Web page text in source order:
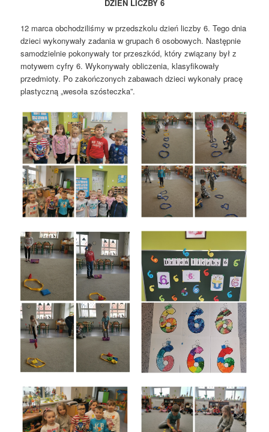
DZIEŃ LICZBY 6
12 marca obchodziliśmy w przedszkolu dzień liczby 6. Tego dnia
dzieci wykonywały zadania w grupach 6 osobowych. Następnie
samodzielnie pokonywały tor przeszkód, który związany był z
motywem cyfry 6. Wykonywały obliczenia, klasyfikowały
przedmioty. Po zakończonych zabawach dzieci wykonały pracę
plastyczną „wesoła szósteczka”.